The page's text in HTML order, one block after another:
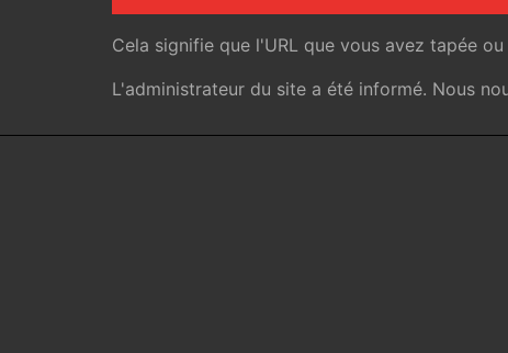
Cela signifie que l'URL que vous avez tapée
L'administrateur du site a été informé. Nous